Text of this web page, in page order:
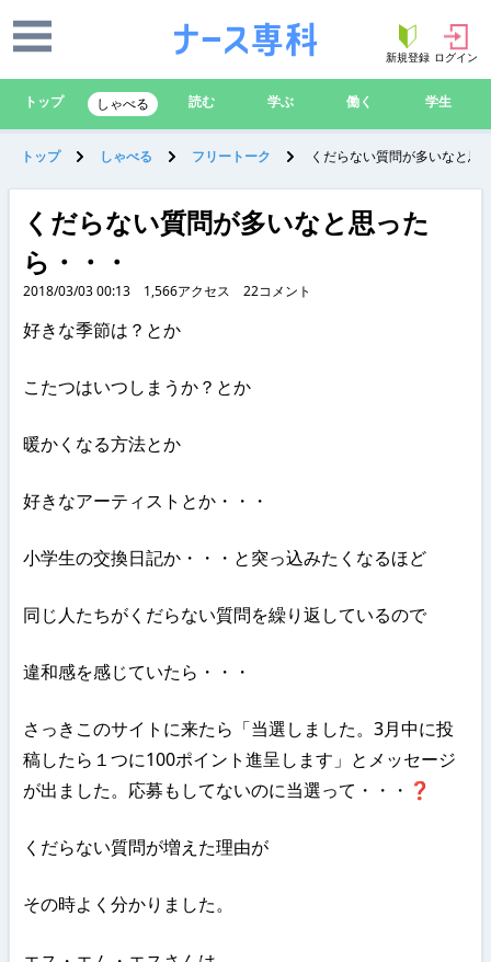
新規登録 ログイン
トップ しゃべる 読む 学ぶ 働く 学生
トップ しゃべる フリートーク くだらない質問が多いなと思
くだらない質問が多いなと思った
ら・・・
2018/03/03 00:13 1,566アクセス 22コメント
好きな季節は？とか
こたつはいつしまうか？とか
暖かくなる方法とか
好きなアーティストとか・・・
小学生の交換日記か・・・と突っ込みたくなるほど
同じ人たちがくだらない質問を繰り返しているので
違和感を感じていたら・・・
さっきこのサイトに来たら「当選しました。3月中に投
稿したら１つに100ポイント進呈します」とメッセージ
が出ました。応募もしてないのに当選って・・・❓
くだらない質問が増えた理由が
その時よく分かりました。